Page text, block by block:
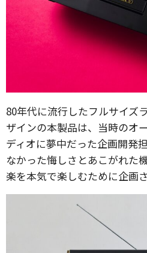
80年代に流行したフルサイズ
ザインの本製品は、当時のオ
ディオに夢中だった企画開発
なかった悔しさとあこがれた
楽を本気で楽しむために企画